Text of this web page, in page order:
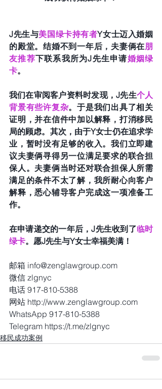
J先生与美国绿卡持有者Y女士迈入婚姻
的殿堂。结婚不到一年后，夫妻俩在朋
友推荐下联系我所为J先生申请婚姻绿
卡。
我们在审阅客户资料时发现，J先生个人
背景有些许复杂。于是我们出具了相关
证明，并在信件中加以解释，打消移民
局的顾虑。其次，由于Y女士仍在追求学
业，暂时没有足够的收入。我们立即建
议夫妻俩寻得另一位满足要求的联合担
保人。夫妻俩当时还对联合担保人所需
满足的条件不太了解，我所耐心向客户
解释，悉心辅导客户完成这一项准备工
作。
在申请递交的一年后，J先生收到了临时
绿卡。愿J先生与Y女士幸福美满！
邮箱 info@zenglawgroup.com
微信 zlgnyc
电话 917-810-5388
网站 http://www.zenglawgroup.com
WhatsApp 917-810-5388
Telegram https://t.me/zlgnyc
移民成功案例